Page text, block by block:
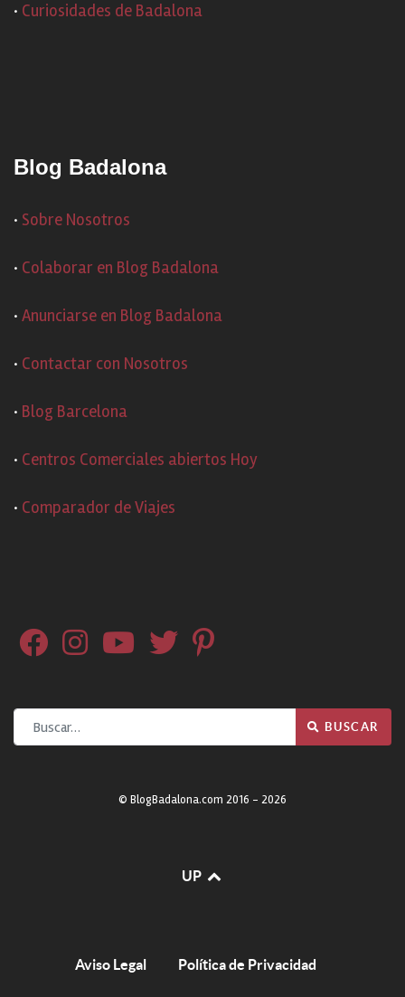
· Curiosidades de Badalona
Blog Badalona
· Sobre Nosotros
· Colaborar en Blog Badalona
· Anunciarse en Blog Badalona
· Contactar con Nosotros
· Blog Barcelona
· Centros Comerciales abiertos Hoy
· Comparador de Viajes
Buscar BUSCAR
© BlogBadalona.com 2016 - 2026
UP
Aviso Legal Política de Privacidad